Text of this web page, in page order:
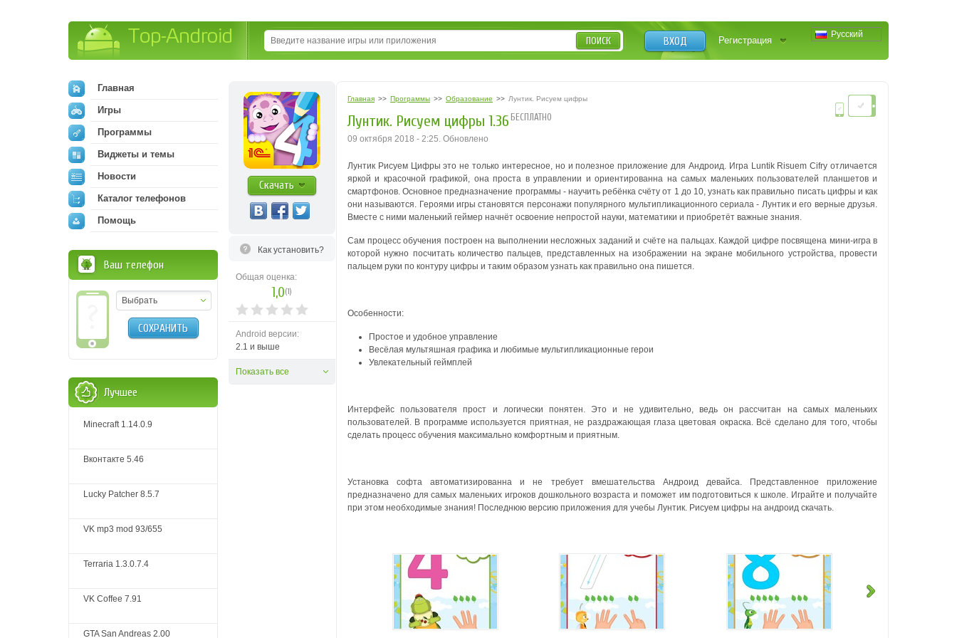
Русский
ВХОД Регистрация
ПОИСК
Скачать
Как установить?
Общая оценка:
1,0(1)
Android версии:
2.1 и выше
Показать все
Главная >> Программы >> Образование >> Лунтик. Рисуем цифры
Лунтик. Рисуем цифры 1.36 БЕСПЛАТНО
09 октября 2018 - 2:25. Обновлено
Лунтик Рисуем Цифры это не только интересное, но и полезное приложение для Андроид. Игра Luntik Risuem Cifry отличается
яркой и красочной графикой, она проста в управлении и ориентированна на самых маленьких пользователей планшетов и
смартфонов.Основное предназначение программы - научить ребёнка счёту от 1 до 10, узнать как правильно писать цифры и как
они называются. Героями игры становятся персонажи популярного мультипликационного сериала - Лунтик и его верные друзья.
Вместе с ними маленький геймер начнёт освоение непростой науки, математики и приобретёт важные знания.
Сам процесс обучения построен на выполнении несложных заданий и счёте на пальцах. Каждой цифре посвящена мини-игра в
которой нужно посчитать количество пальцев, представленных на изображении на экране мобильного устройства, провести
пальцем руки по контуру цифры и таким образом узнать как правильно она пишется.
Особенности:
Простое и удобное управление
Весёлая мультяшная графика и любимые мультипликационные герои
Увлекательный геймплей
Интерфейс пользователя прост и логически понятен. Это и не удивительно, ведь он рассчитан на самых маленьких
пользователей. В программе используется приятная, не раздражающая глаза цветовая окраска. Всё сделано для того, чтобы
сделать процесс обучения максимально комфортным и приятным.
Установка софта автоматизированна и не требует вмешательства Андроид девайса. Представленное приложение
предназначено для самых маленьких игроков дошкольного возраста и поможет им подготовиться к школе. Играйте и получайте
при этом необходимые знания! Последнюю версию приложения для учебы Лунтик. Рисуем цифры на андроид скачать.
Главная
Игры
Программы
Виджеты и темы
Новости
Каталог телефонов
Помощь
Ваш телефон
Выбрать
СОХРАНИТЬ
Лучшее
Minecraft 1.14.0.9
Вконтакте 5.46
Lucky Patcher 8.5.7
VK mp3 mod 93/655
Terraria 1.3.0.7.4
VK Coffee 7.91
GTA San Andreas 2.00